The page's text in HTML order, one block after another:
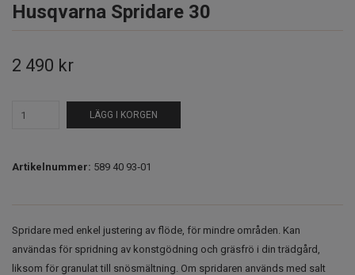
Husqvarna Spridare 30
2 490 kr
LÄGG I KORGEN
Artikelnummer: 589 40 93‑01
Spridare med enkel justering av flöde, för mindre områden. Kan
användas för spridning av konstgödning och gräsfrö i din trädgård,
liksom för granulat till snösmältning. Om spridaren används med salt